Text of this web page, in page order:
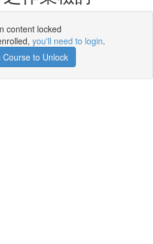
content locked
you'll need to login.
Course to Unlock